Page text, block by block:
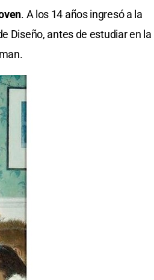
. A los 14 años ingresó a la
Diseño, antes de estudiar en la